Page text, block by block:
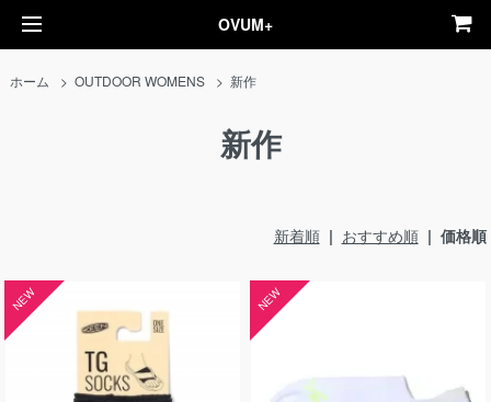
OVUM+
ホーム >OUTDOOR WOMENS > 新作
新作
新着順| おすすめ順| 価格順
NEW NEW